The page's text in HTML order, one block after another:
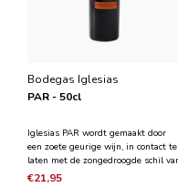
Bodegas Iglesias
PAR - 50cl
Iglesias PAR wordt gemaakt door
een zoete geurige wijn, in contact te
laten met de zongedroogde schil
de bittere sinaasappel uit de
€21,95